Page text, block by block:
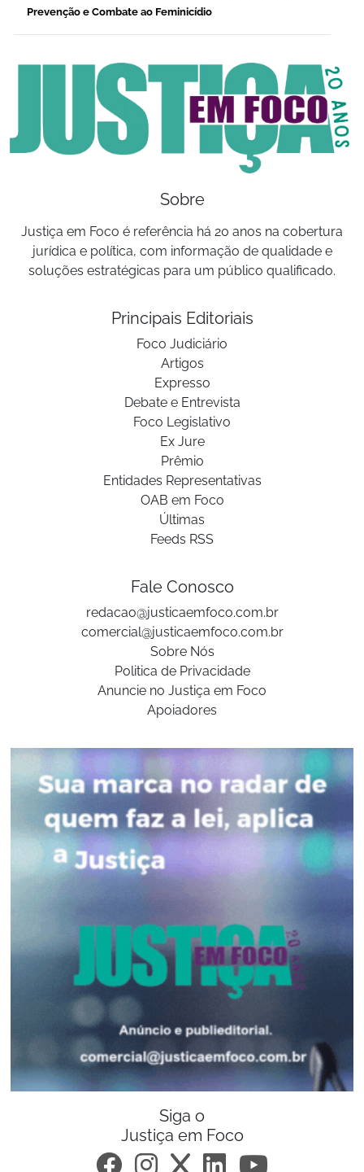
Prevenção e Combate ao Feminicídio
Sobre
Justiça em Foco é referência há 20 anos na cobertura
jurídica e política, com informação de qualidade e
soluções estratégicas para um público qualificado.
Principais Editoriais
Foco Judiciário
Artigos
Expresso
Debate e Entrevista
Foco Legislativo
Ex Jure
Prêmio
Entidades Representativas
OAB em Foco
Últimas
Feeds RSS
Fale Conosco
redacao@justicaemfoco.com.br
comercial@justicaemfoco.com.br
Sobre Nós
Politica de Privacidade
Anuncie no Justiça em Foco
Apoiadores
Siga o
Justiça em Foco